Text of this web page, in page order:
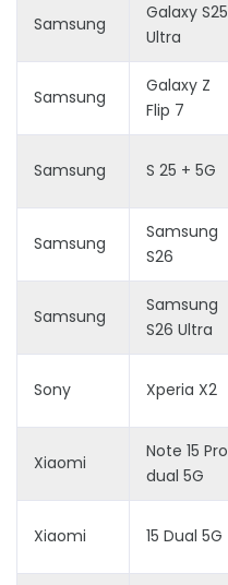
Samsung
Galaxy S25
Ultra
Samsung
Galaxy Z
Flip 7
Samsung S 25 + 5G
Samsung
Samsung
S26
Samsung
Samsung
S26 Ultra
Sony Xperia X2
Xiaomi
Note 15 Pro
dual 5G
Xiaomi 15 Dual 5G